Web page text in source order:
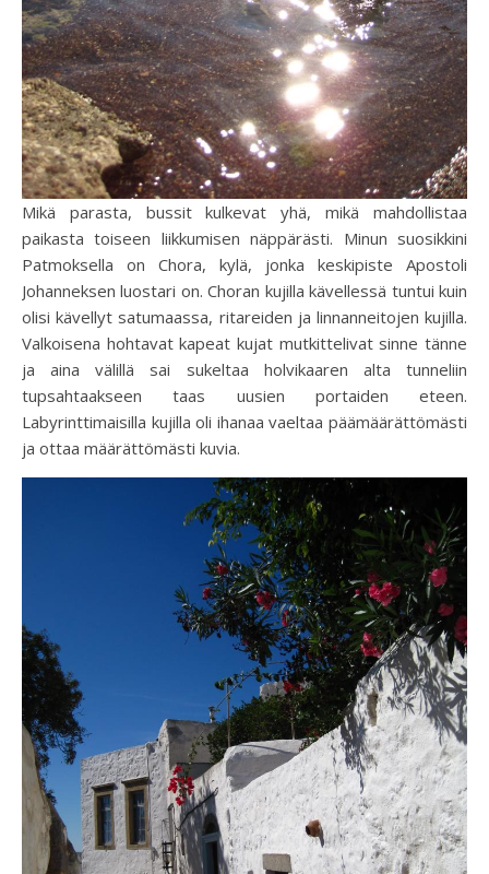
Mikä parasta, bussit kulkevat yhä, mikä mahdollistaa
paikasta toiseen liikkumisen näppärästi. Minun suosikkini
Patmoksella on Chora, kylä, jonka keskipiste Apostoli
Johanneksen luostari on. Choran kujilla kävellessä tuntui kuin
olisi kävellyt satumaassa, ritareiden ja linnanneitojen kujilla.
Valkoisena hohtavat kapeat kujat mutkittelivat sinne tänne
ja aina välillä sai sukeltaa holvikaaren alta tunneliin
tupsahtaakseen taas uusien portaiden eteen.
Labyrinttimaisilla kujilla oli ihanaa vaeltaa päämäärättömästi
ja ottaa määrättömästi kuvia.